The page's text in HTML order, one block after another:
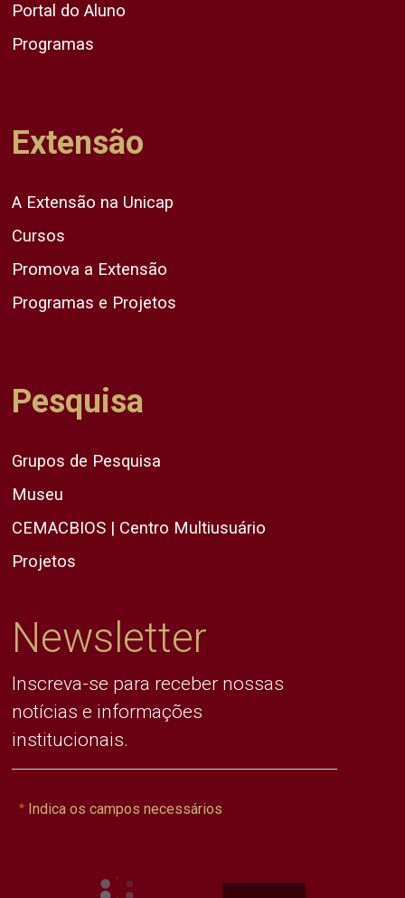
Portal do Aluno
Programas
Extensão
A Extensão na Unicap
Cursos
Promova a Extensão
Programas e Projetos
Pesquisa
Grupos de Pesquisa
Museu
CEMACBIOS | Centro Multiusuário
Projetos
Newsletter
Inscreva-se para receber nossas
notícias e informações
institucionais.
Indica os campos necessários